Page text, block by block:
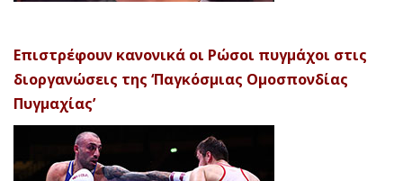
Επιστρέφουν κανονικά οι Ρώσοι πυγμάχοι στις
διοργανώσεις της ‘Παγκόσμιας Ομοσπονδίας
Πυγμαχίας’